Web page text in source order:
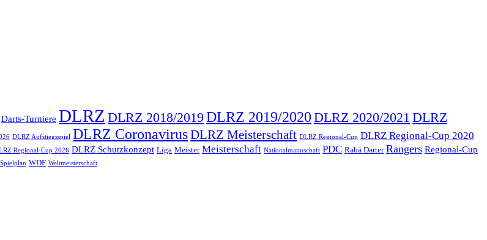
Darts-Turniere DLRZ DLRZ 2018/2019 DLRZ 2019/2020 DLRZ 2020/2021 DLRZ
DLRZ Aufstiegsspiel DLRZ CoronavirusDLRZ Meisterschaft DLRZ Regional-Cup DLRZ Regional-Cup 2020
Regional-Cup 2026 DLRZ Schutzkonzept Liga Meister Meisterschaft Nationalmannschaft PDC Rabä Darter Rangers Regional-Cup
Spielplan WDF Weltmeisterschaft